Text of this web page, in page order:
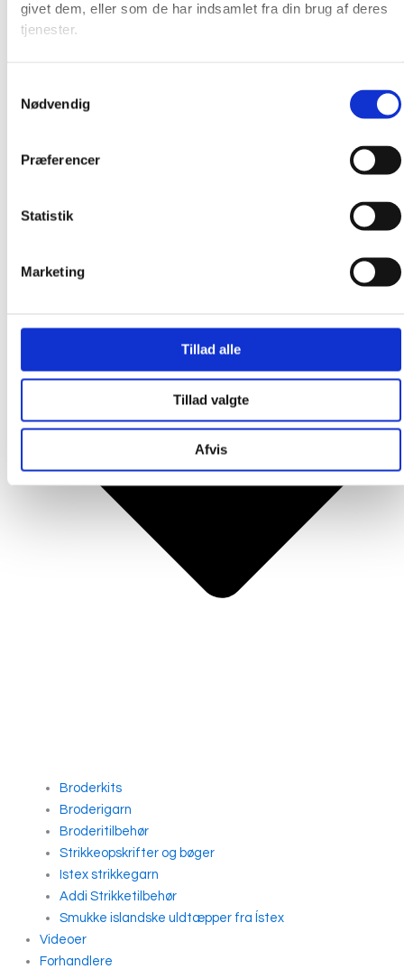
givet dem, eller som de har indsamlet fra din brug af deres
tjenester.
Nødvendig
Præferencer
Statistik
Marketing
Tillad alle
Tillad valgte
Afvis
Broderkits
Broderigarn
Broderitilbehør
Strikkeopskrifter og bøger
Istex strikkegarn
Addi Strikketilbehør
Smukke islandske uldtæpper fra Ístex
Videoer
Forhandlere